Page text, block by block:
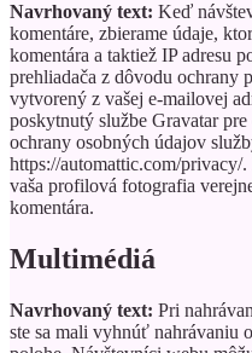
Navrhovaný text: Keď
komentáre, zbierame údaje,
komentára a taktiež IP adresu
prehliadača z dôvodu ochrany
vytvorený z vašej e-mailovej
poskytnutý službe Gravatar
ochrany osobných údajov
https://automattic.com/privacy/
vaša profilová fotografia
komentára.
Multimédiá
Navrhovaný text: Pri
ste sa mali vyhnúť nahrávaniu